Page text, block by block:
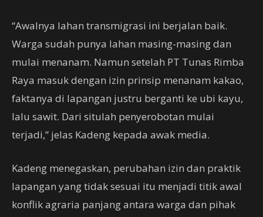
“Awalnya lahan transmigrasi ini berjalan baik.
Warga sudah punya lahan masing-masing dan
mulai menanam. Namun setelah PT Tunas Rimba
Raya masuk dengan izin prinsip menanam kakao,
faktanya di lapangan justru berganti ke ubi kayu,
lalu sawit. Dari situlah penyerobotan mulai
terjadi,” jelas Kadeng kepada awak media.
Kadeng menegaskan, perubahan izin dan praktik
lapangan yang tidak sesuai itu menjadi titik awal
konflik agraria panjang antara warga dan pihak